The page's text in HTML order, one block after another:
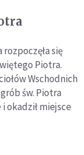
się
Piotra.
Wschodnich
św. Piotra
okadził miejsce